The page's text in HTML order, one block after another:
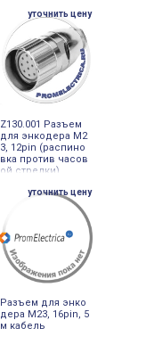
уточнить цену
Z130.001 Разъем
для энкодера M2
3, 12pin (распино
вка против часов
ой стрелки)
уточнить цену
Разъем для энко
дера M23, 16pin, 5
м кабель